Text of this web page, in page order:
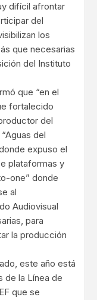
difícil afrontar
del
los
que necesarias
del Instituto
que “en el
fortalecido
del
del
expuso el
plataformas y
one” donde
al
Audiovisual
para
la producción
este año está
de la Línea de
que se